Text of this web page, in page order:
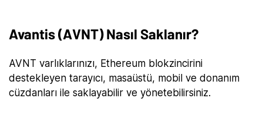
Avantis (AVNT) Nasıl Saklanır?
AVNT varlıklarınızı, Ethereum blokzincirini
destekleyen tarayıcı, masaüstü, mobil ve donanım
cüzdanları ile saklayabilir ve yönetebilirsiniz.